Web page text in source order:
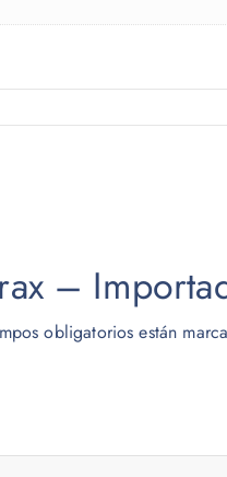
–
obligatorios están